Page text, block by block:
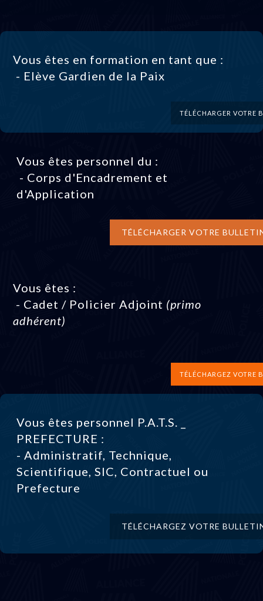
Vous êtes en formation en tant que :
- Elève Gardien de la Paix
TÉLÉCHARGER VOTRE
Vous êtes personnel du :
- Corps d'Encadrement et
d'Application
TÉLÉCHARGER VOTRE
Vous êtes :
- Cadet / Policier Adjoint (primo
adhérent)
TÉLÉCHARGEZ VOTRE
Vous êtes personnel P.A.T.S. _
PREFECTURE :
- Administratif, Technique,
Scientifique, SIC, Contractuel ou
Prefecture
TÉLÉCHARGEZ VOTRE